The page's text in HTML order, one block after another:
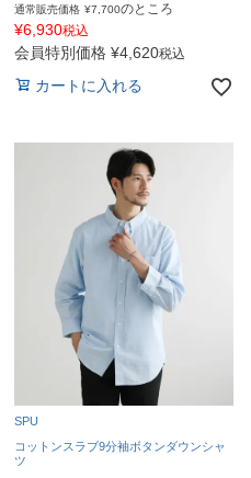
通常販売価格 ¥7,700のところ
¥6,930税込
会員特別価格 ¥4,620税込
カートに入れる
SPU
コットンスラブ9分袖ボタンダウンシャ
ツ